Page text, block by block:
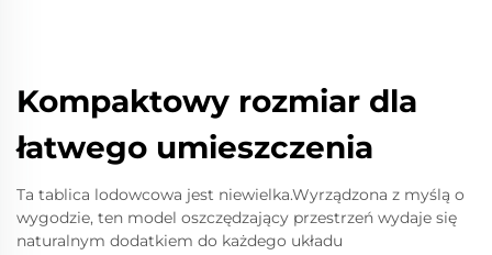
Kompaktowy rozmiar dla
łatwego umieszczenia
Ta tablica lodowcowa jest niewielka.Wyrządzona z myślą o
wygodzie, ten model oszczędzający przestrzeń wydaje się
naturalnym dodatkiem do każdego układu